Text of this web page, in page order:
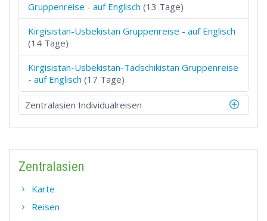
Gruppenreise - auf Englisch (13 Tage)
Kirgisistan-Usbekistan Gruppenreise - auf Englisch
(14 Tage)
Kirgisistan-Usbekistan-Tadschikistan Gruppenreise
- auf Englisch (17 Tage)
Zentralasien Individualreisen
Zentralasien
Karte
Reisen